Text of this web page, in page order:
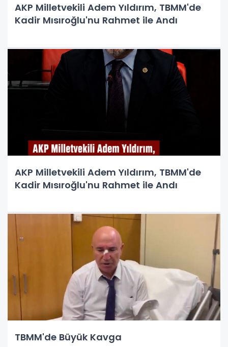
AKP Milletvekili Adem Yıldırım, TBMM'de
Kadir Mısıroğlu'nu Rahmet ile Andı
AKP Milletvekili Adem Yıldırım, TBMM'de
Kadir Mısıroğlu'nu Rahmet ile Andı
TBMM'de Büyük Kavga